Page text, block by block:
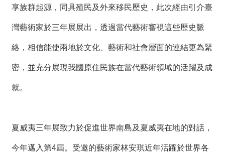
享族群起源，同具殖民及外來移民歷史，此次經由引介臺
灣藝術家於三年展展出，透過當代藝術審視這些歷史脈
絡，相信能使兩地於文化、藝術和社會層面的連結更為緊
密，並充分展現我國原住民族在當代藝術領域的活躍及成
就。
夏威夷三年展致力於促進世界南島及夏威夷在地的對話，
今年邁入第4屆。受邀的藝術家林安琪近年活躍於世界各